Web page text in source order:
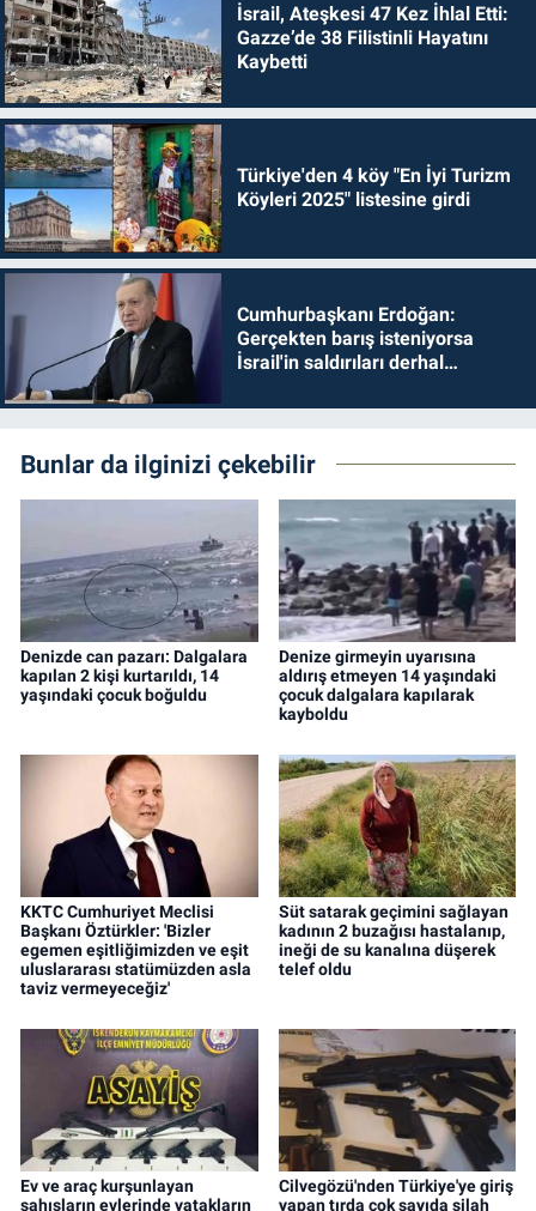
İsrail, Ateşkesi 47 Kez İhlal Etti:
Gazze’de 38 Filistinli Hayatını
Kaybetti
Türkiye'den 4 köy "En İyi Turizm
Köyleri 2025" listesine girdi
Cumhurbaşkanı Erdoğan:
Gerçekten barış isteniyorsa
İsrail'in saldırıları derhal
Bunlar da ilginizi çekebilir
Denizde can pazarı: Dalgalara
kapılan 2 kişi kurtarıldı, 14
yaşındaki çocuk boğuldu
Denize girmeyin uyarısına
aldırış etmeyen 14 yaşındaki
çocuk dalgalara kapılarak
kayboldu
KKTC Cumhuriyet Meclisi
Başkanı Öztürkler: 'Bizler
egemen eşitliğimizden ve eşit
uluslararası statümüzden asla
taviz vermeyeceğiz'
Süt satarak geçimini sağlayan
kadının 2 buzağısı hastalanıp,
ineği de su kanalına düşerek
telef oldu
Ev ve araç kurşunlayan
şahısların evlerinde yatakların
Cilvegözü'nden Türkiye'ye giriş
yapan tırda çok sayıda silah